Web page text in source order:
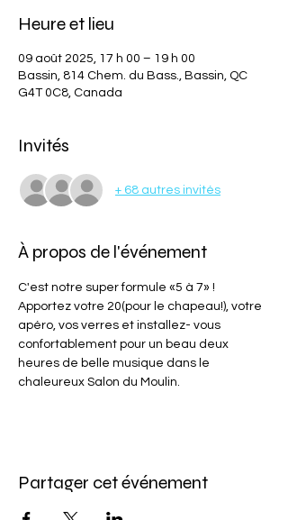
Heure et lieu
09 août 2025, 17 h 00 – 19 h 00
Bassin, 814 Chem. du Bass., Bassin, QC
G4T 0C8, Canada
Invités
+ 68 autres invités
À propos de l'événement
C'est notre super formule «5 à 7» !
Apportez votre 20(pour le chapeau!), votre
apéro, vos verres et installez- vous
confortablement pour un beau deux
heures de belle musique dans le
chaleureux Salon du Moulin.
Partager cet événement